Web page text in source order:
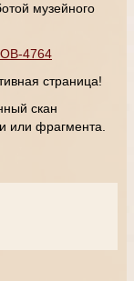
музейного
4764
страница!
скан
или фрагмента.